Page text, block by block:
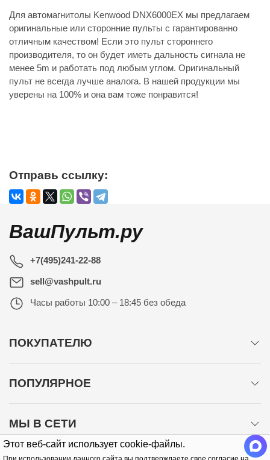
Этот веб-сайт использует cookie-файлы.
Для автомагнитолы Kenwood DNX6000EX мы предлагаем
оригинальные или сторонние пульты с гарантированно
отличным качеством! Если это пульт стороннего
производителя, то он будет иметь дальность сигнала не
менее 5m и работать под любым углом. Оригинальный
пульт не всегда лучше аналога. В нашей продукции мы
уверены на 100% и она вам тоже понравится!
Отправь ссылку:
ВашПульт.ру
+7(495)241-22-88
sell@vashpult.ru
Часы работы 10:00 – 18:45 без обеда
ПОКУПАТЕЛЮ
ПОПУЛЯРНОЕ
МЫ В СЕТИ